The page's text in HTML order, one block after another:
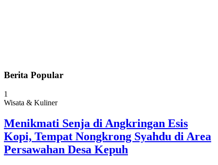
Berita Popular
1
Wisata & Kuliner
Menikmati Senja di Angkringan Esis
Kopi, Tempat Nongkrong Syahdu di Area
Persawahan Desa Kepuh